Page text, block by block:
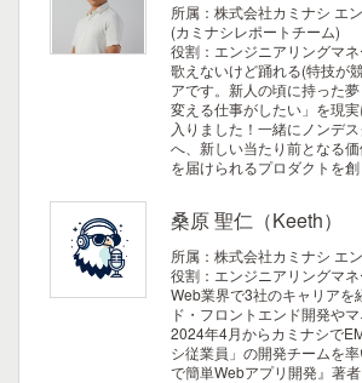
所属：株式会社カミナシ エ
(カミナシレポートチーム)
役割：エンジニアリングマ
歌えないけど踊れる(特技が
アです。新人の頃に持った
変える仕事がしたい」を現
入りました！一緒にノンデ
へ、新しい当たり前となる
を届けられるプロダクトを創
桑原 聖仁（Keeth）
所属：株式会社カミナシ エ
役割：エンジニアリングマ
Web業界で3社のキャリアを
ド・フロントエンド開発や
2024年4月からカミナシで
シ従業員」の開発チームを
で簡単Webアプリ開発』著者